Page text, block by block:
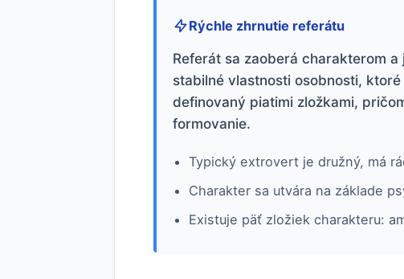
Rýchle zhrnutie referátu
Referát sa zaoberá charakterom
stabilné vlastnosti osobnosti,
definovaný piatimi zložkami,
formovanie.
Typický extrovert je družný, má
Charakter sa utvára na základe
Existuje päť zložiek charakteru: